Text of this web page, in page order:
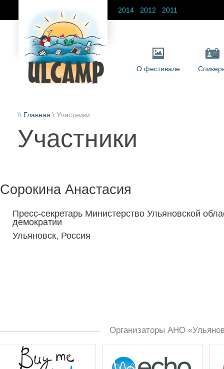
2014 2012 2011
О фестивале
\\ Главная \ Участники
Участники
Сорокина Анастасия
Пресс-секретарь Министерство Ульяновской
демократии
Ульяновск, Россия
Организаторы АНО